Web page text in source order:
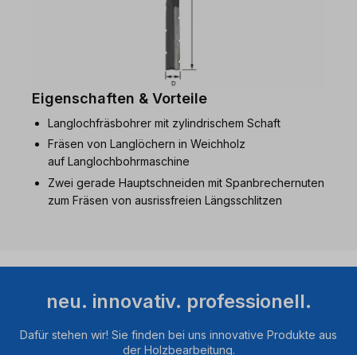
Eigenschaften & Vorteile
Langlochfräsbohrer mit zylindrischem Schaft
Fräsen von Langlöchern in Weichholz
auf Langlochbohrmaschine
Zwei gerade Hauptschneiden mit Spanbrechernuten
zum Fräsen von ausrissfreien Längsschlitzen
neu. innovativ. professionell.
Dafür stehen wir! Sie finden bei uns innovative Produkte aus
der Holzbearbeitung.